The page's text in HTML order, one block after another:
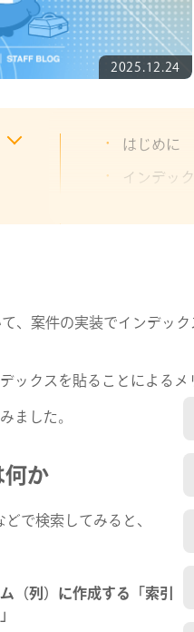
2025.12.24
はじめに
インデッ
、案件の実装でインデッ
ックスを貼ることによるメ
ました。
何か
で検索してみると、
（列）に作成する「索引